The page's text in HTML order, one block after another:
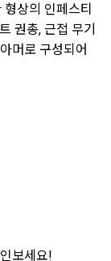
상의 인페스티
권총, 근접 무기
머로 구성되어
보세요!